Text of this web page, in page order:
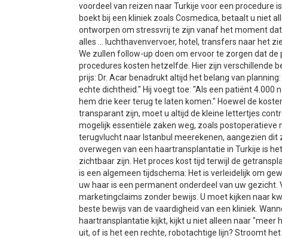
voordeel van reizen naar Turkije voor een procedure
boekt bij een kliniek zoals Cosmedica, betaalt u niet
ontworpen om stressvrij te zijn vanaf het moment
alles ... luchthavenvervoer, hotel, transfers naar het
We zullen follow-up doen om ervoor te zorgen dat
procedures kosten hetzelfde. Hier zijn verschillende
prijs: Dr. Acar benadrukt altijd het belang van
echte dichtheid." Hij voegt toe: "Als een patiënt 4.000
hem drie keer terug te laten komen." Hoewel de
transparant zijn, moet u altijd de kleine lettertjes
mogelijk essentiële zaken weg, zoals
terugvlucht naar Istanbul meerekenen, aangezien dit
overwegen van een haartransplantatie in Turkije is
zichtbaar zijn. Het proces kost tijd terwijl de
is een algemeen tijdschema: Het is verleidelijk om
uw haar is een permanent onderdeel van uw
marketingclaims zonder bewijs. U moet kijken naar
beste bewijs van de vaardigheid van een kliniek.
haartransplantatie kijkt, kijkt u niet alleen naar "meer
uit, of is het een rechte, robotachtige lijn? Stroomt